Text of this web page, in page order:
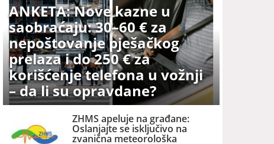
ANKETA: Nove kazne u
saobraćaju: 30–60 € za
nepoštovanje pješačkog
prelaza i do 250 € za
korišćenje telefona u vožnji
– da li su opravdane?
ZHMS apeluje na građane:
Oslanjajte se isključivo na
zvanična meteorološka